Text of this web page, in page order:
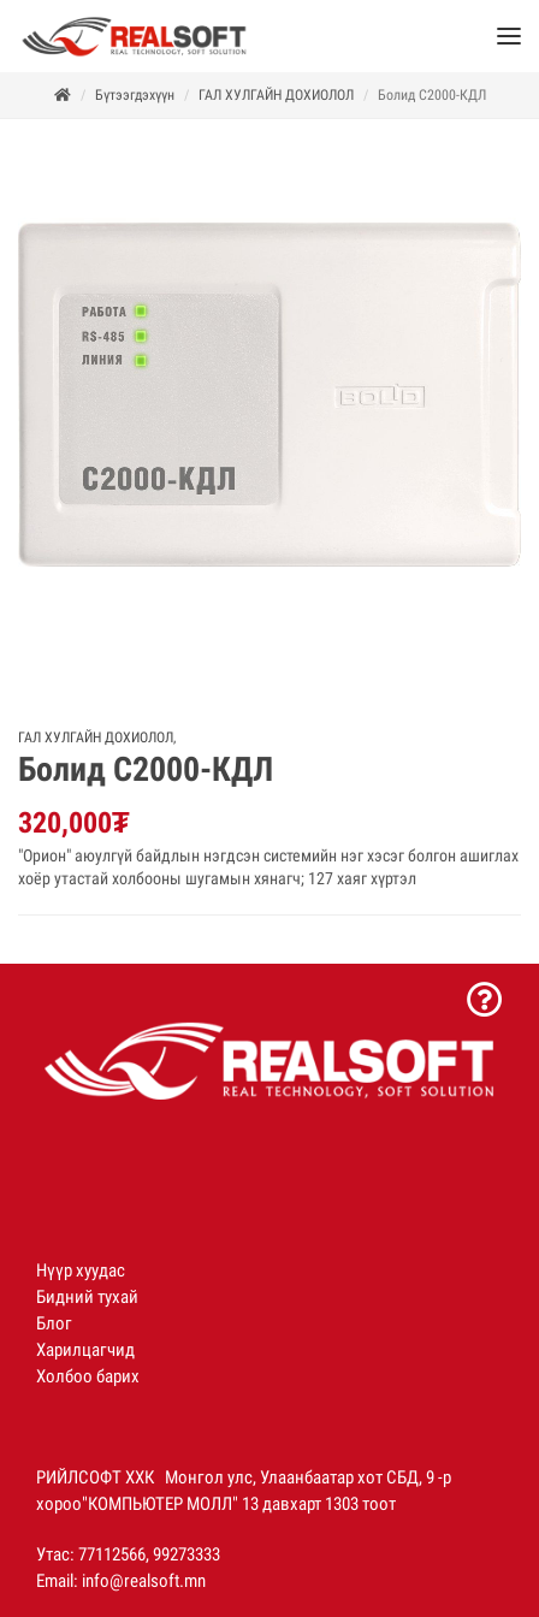
Бүтээгдэхүүн ГАЛ ХУЛГАЙН ДОХИОЛОЛ Болид С2000-КДЛ
ГАЛ ХУЛГАЙН ДОХИОЛОЛ,
Болид С2000-КДЛ
320,000₮
"Орион" аюулгүй байдлын нэгдсэн системийн нэг хэсэг болгон ашиглах
хоёр утастай холбооны шугамын хянагч; 127 хаяг хүртэл
Нүүр хуудас
Бидний тухай
Блог
Харилцагчид
Холбоо барих
РИЙЛСОФТ ХХК Монгол улс, Улаанбаатар хот СБД, 9 -р
хороо"КОМПЬЮТЕР МОЛЛ" 13 давхарт 1303 тоот
Утас: 77112566, 99273333
Email: info@realsoft.mn